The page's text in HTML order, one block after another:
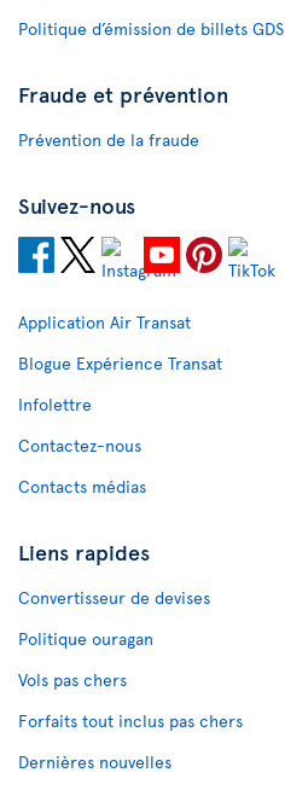
Politique d’émission de billets GDS
Fraude et prévention
Prévention de la fraude
Suivez-nous
Application Air Transat
Blogue Expérience Transat
Infolettre
Contactez-nous
Contacts médias
Liens rapides
Convertisseur de devises
Politique ouragan
Vols pas chers
Forfaits tout inclus pas chers
Dernières nouvelles